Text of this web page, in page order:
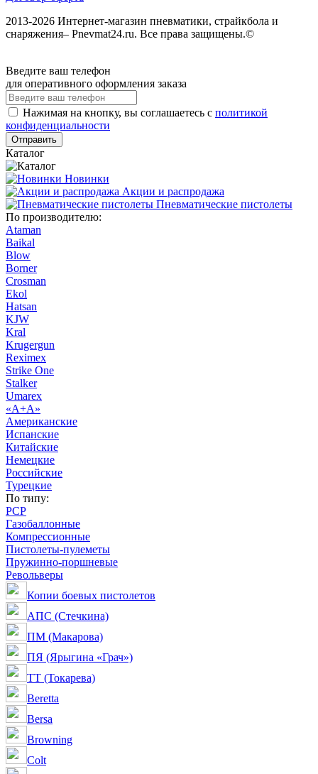
2013-2026 Интернет-магазин пневматики, страйкбола и
снаряжения– Pnevmat24.ru. Все права защищены.©
Введите ваш телефон
для оперативного оформления заказа
Нажимая на кнопку, вы соглашаетесь с политикой
конфиденциальности
Отправить
Каталог
Новинки
Акции и распродажа
Пневматические пистолеты
По производителю:
Ataman
Baikal
Blow
Borner
Crosman
Ekol
Hatsan
KJW
Kral
Krugergun
Reximex
Strike One
Stalker
Umarex
«А+А»
Американские
Испанские
Китайские
Немецкие
Российские
Турецкие
По типу:
PCP
Газобаллонные
Компрессионные
Пистолеты-пулеметы
Пружинно-поршневые
Револьверы
Копии боевых пистолетов
АПС (Стечкина)
ПМ (Макарова)
ПЯ (Ярыгина «Грач»)
ТТ (Токарева)
Beretta
Bersa
Browning
Colt